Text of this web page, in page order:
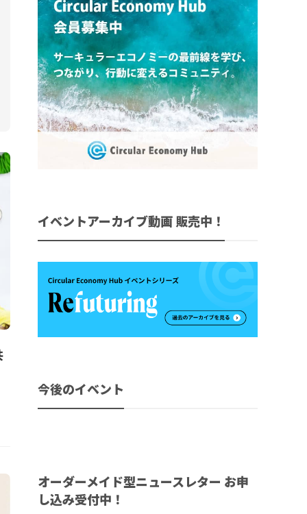
イベントアーカイブ動画 販売中！
今後のイベント
オーダーメイド型ニュースレター お申
し込み受付中！